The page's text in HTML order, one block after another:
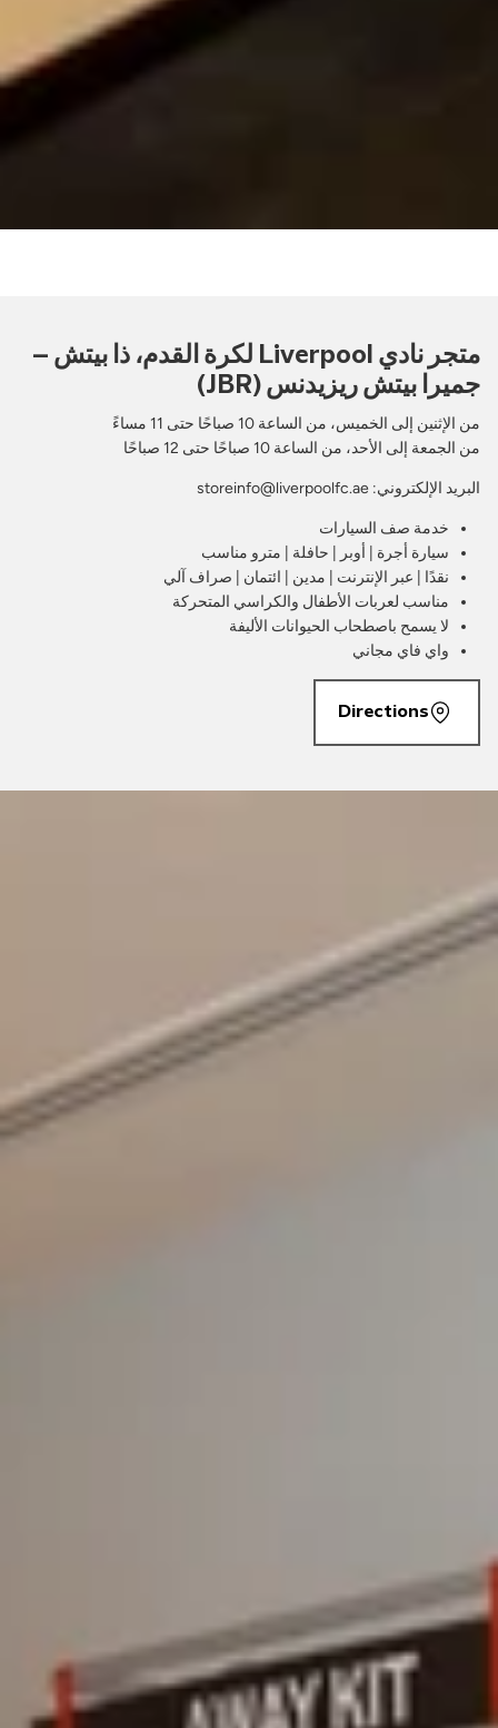
متجر نادي Liverpool لكرة القدم، ذا بيتش –
جميرا بيتش ريزيدنس (JBR)
من الإثنين إلى الخميس، من الساعة 10 صباحًا حتى 11 مساءً
من الجمعة إلى الأحد، من الساعة 10 صباحًا حتى 12 صباحًا
البريد الإلكتروني: storeinfo@liverpoolfc.ae
خدمة صف السيارات
سيارة أجرة | أوبر | حافلة | مترو مناسب
نقدًا | عبر الإنترنت | مدين | ائتمان | صراف آلي
مناسب لعربات الأطفال والكراسي المتحركة
لا يسمح باصطحاب الحيوانات الأليفة
واي فاي مجاني
Directions